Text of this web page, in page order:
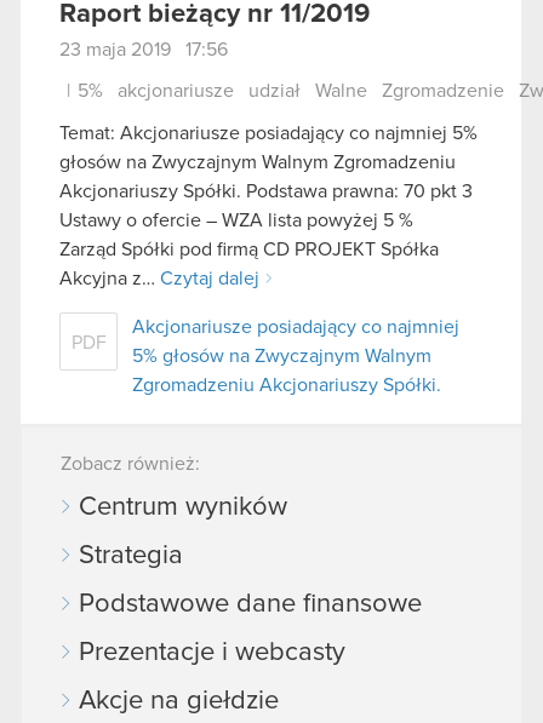
Raport bieżący nr 11/2019
23 maja 2019 17:56
5% akcjonariusze udział Walne Zgromadzenie
Temat: Akcjonariusze posiadający co najmniej 5%
głosów na Zwyczajnym Walnym Zgromadzeniu
Akcjonariuszy Spółki. Podstawa prawna: 70 pkt 3
Ustawy o ofercie – WZA lista powyżej 5 %
Zarząd Spółki pod firmą CD PROJEKT Spółka
Akcyjna z… Czytaj dalej
PDF
Akcjonariusze posiadający co najmniej
5% głosów na Zwyczajnym Walnym
Zgromadzeniu Akcjonariuszy Spółki.
Zobacz również:
Centrum wyników
Strategia
Podstawowe dane finansowe
Prezentacje i webcasty
Akcje na giełdzie